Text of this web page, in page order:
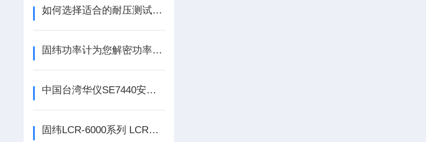
如何选择适合的耐压测试仪？
固纬功率计为您解密功率的奥秘
中国台湾华仪SE7440安规测试仪的实用功能及安全
固纬LCR-6000系列 LCR测试仪的相关知识汇总